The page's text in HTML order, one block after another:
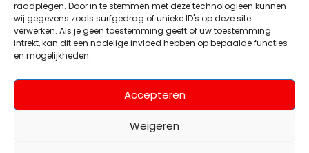
raadplegen. Door in te stemmen met deze technologieën kunnen
wij gegevens zoals surfgedrag of unieke ID's op deze site
verwerken. Als je geen toestemming geeft of uw toestemming
intrekt, kan dit een nadelige invloed hebben op bepaalde functies
en mogelijkheden.
Accepteren
Weigeren
Account
Mijn account
Wenslijst